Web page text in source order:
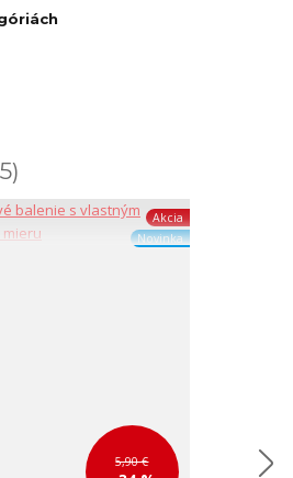
5
Akcia
Novinka
5,90 €